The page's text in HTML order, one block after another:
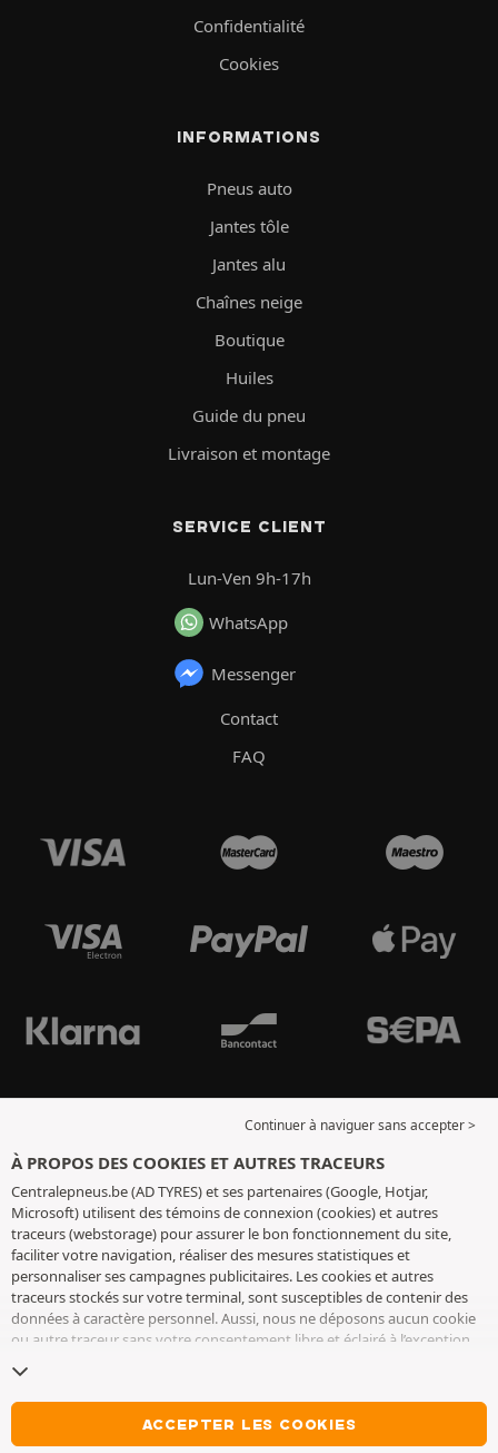
Confidentialité
Cookies
INFORMATIONS
Pneus auto
Jantes tôle
Jantes alu
Chaînes neige
Boutique
Huiles
Guide du pneu
Livraison et montage
SERVICE CLIENT
Lun-Ven 9h-17h
WhatsApp
Messenger
Contact
FAQ
Continuer à naviguer sans accepter >
À PROPOS DES COOKIES ET AUTRES TRACEURS
Centralepneus.be (AD TYRES) et ses partenaires (Google, Hotjar,
Microsoft) utilisent des témoins de connexion (cookies) et autres
traceurs (webstorage) pour assurer le bon fonctionnement du site,
faciliter votre navigation, réaliser des mesures statistiques et
personnaliser ses campagnes publicitaires. Les cookies et autres
traceurs stockés sur votre terminal, sont susceptibles de contenir des
données à caractère personnel. Aussi, nous ne déposons aucun cookie
ou autre traceur sans votre consentement libre et éclairé à l’exception
conservons votre choix pendant 6 mois. Vous pouvez retirer votre
consentement à tout moment en vous rendant sur lapage cookies et
. Vous pouvez choisir de continuer à naviguer sans
accepter le dépôt de cookies ou autres traceurs. Le refus ne fait pas
ACCEPTER LES COOKIES